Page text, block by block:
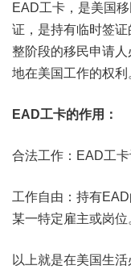
EAD工卡，是美国
证，是持有临时签
整阶段的移民申请
地在美国工作的权利
EAD工卡的作用：
合法工作：EAD工
工作自由：持有
某一特定雇主或岗位
以上就是在美国生